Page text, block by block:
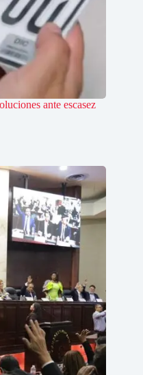
ante escasez